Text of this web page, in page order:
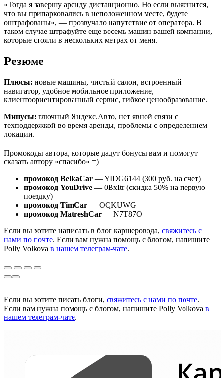
«Тогда я завершу аренду дистанционно. Но если выяснится,
что вы припарковались в неположенном месте, будете
оштрафованы», — прозвучало напутствие от оператора. В
таком случае штрафуйте еще восемь машин вашей компании,
которые стояли в нескольких метрах от меня.
Резюме
Плюсы: новые машины, чистый салон, встроенный
навигатор, удобное мобильное приложение,
клиентоориентированный сервис, гибкое ценообразование.
Минусы: глючный Яндекс.Авто, нет явной связи с
техподдержкой во время аренды, проблемы с определением
локации.
Промокоды автора, которые дадут бонусы вам и помогут
сказать автору «спасибо» =)
промокод BelkaCar — YIDG6144 (300 руб. на счет)
промокод YouDrive — 0BxItr (скидка 50% на первую
поездку)
промокод TimCar — OQKUWG
промокод MatreshCar — N7T87O
Если вы хотите написать в блог каршеровода, свяжитесь с
нами по почте. Если вам нужна помощь с блогом, напишите
Polly Volkova в нашем телеграм-чате.
Если вы хотите писать блоги, свяжитесь с нами по почте.
Если вам нужна помощь с блогом, напишите Polly Volkova в
нашем телеграм-чате.